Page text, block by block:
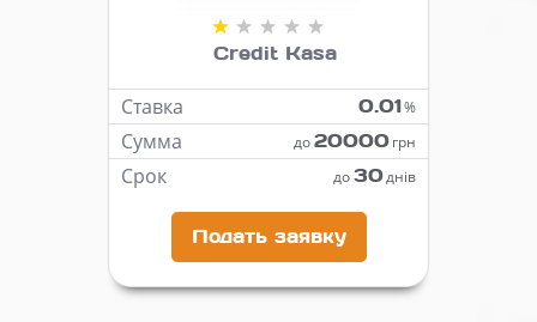
Credit Kasa
Ставка 0.01%
Сумма до20000грн
Срок до30днів
Подать заявку